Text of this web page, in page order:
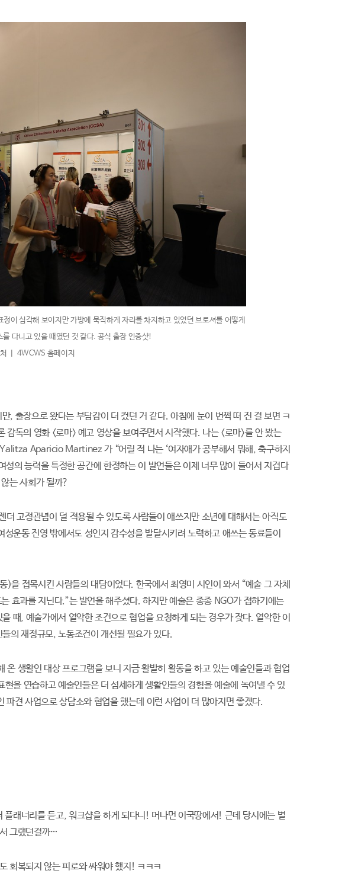
이 심각해 보이지만 가방에 묵직하게 자리를 차지하고 있었던 브로셔를 어떻게
다니고 있을 때였던 것 같다. 공식 출장 인증샷!
ㅣ 4WCWS 홈페이지
, 출장으로 왔다는 부담감이 더 컸던 거 같다. 아침에 눈이 번쩍 떠 진 걸 보면 ㅋ
독의 영화 <로마> 예고 영상을 보여주면서 시작했다. 나는 <로마>를 안 봤는
Aparicio Martinez 가 “어릴 적 나는 ‘여자애가 공부해서 뭐해, 축구하지
의 능력을 특정한 공간에 한정하는 이 발언들은 이제 너무 많이 들어서 지겹다
는 사회가 될까?
고정관념이 덜 적용될 수 있도록 사람들이 애쓰지만 소년에 대해서는 아직도
운동 진영 밖에서도 성인지 감수성을 발달시키려 노력하고 애쓰는 동료들이
을 접목시킨 사람들의 대담이었다. 한국에서 최영미 시인이 와서 “예술 그 자체
효과를 지닌다.”는 발언을 해주셨다. 하지만 예술은 종종 NGO가 접하기에는
때, 예술가에서 열악한 조건으로 협업을 요청하게 되는 경우가 잦다. 열악한 이
의 재정규모, 노동조건이 개선될 필요가 있다.
온 생활인 대상 프로그램을 보니 지금 활발히 활동을 하고 있는 예술인들과 협업
을 연습하고 예술인들은 더 섬세하게 생활인들의 경험을 예술에 녹여낼 수 있
견 사업으로 상담소와 협업을 했는데 이런 사업이 더 많아지면 좋겠다.
래너리를 듣고, 워크샵을 하게 되다니! 머나먼 이국땅에서! 근데 당시에는 별
그랬던걸까…
회복되지 않는 피로와 싸워야 했지! ㅋㅋㅋ